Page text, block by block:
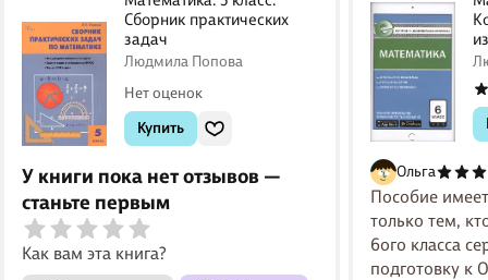
Сборник практических
задач
Людмила Попова
Нет оценок
Купить
У книги пока нет отзывов —
станьте первым
Как вам эта книга?
Ольга
Пособие
только тем,
6ого класса
подготовку к